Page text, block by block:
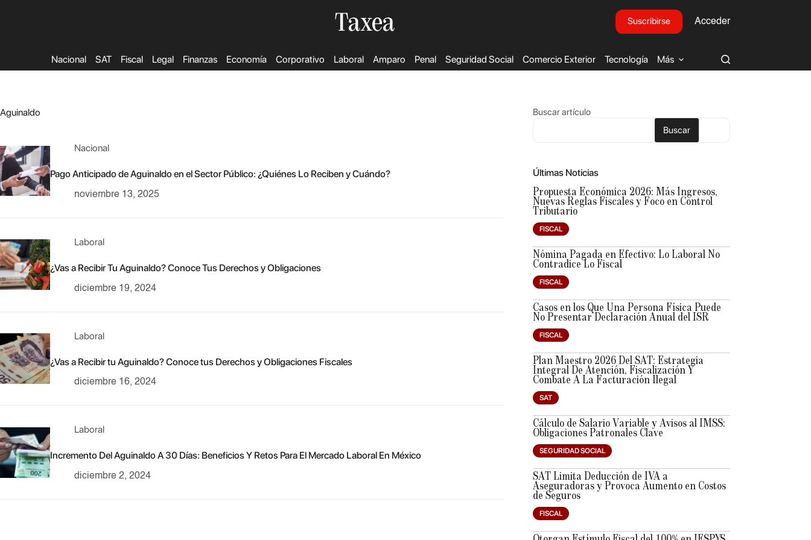
Suscribirse Acceder
Nacional SAT Fiscal Legal Finanzas Economía Corporativo Laboral Amparo Penal Seguridad Social Comercio Exterior Tecnología Más
Aguinaldo
Nacional
Pago Anticipado de Aguinaldo en el Sector Público: ¿Quiénes Lo Reciben y Cuándo?
noviembre 13, 2025
Laboral
¿Vas a Recibir Tu Aguinaldo? Conoce Tus Derechos y Obligaciones
diciembre 19, 2024
Laboral
¿Vas a Recibir tu Aguinaldo? Conoce tus Derechos y Obligaciones Fiscales
diciembre 16, 2024
Laboral
Incremento Del Aguinaldo A 30 Días: Beneficios Y Retos Para El Mercado Laboral En México
diciembre 2, 2024
Buscar artículo
Buscar
Últimas Noticias
Propuesta Económica 2026: Más Ingresos,
Nuevas Reglas Fiscales y Foco en Control
Tributario
FISCAL
Nómina Pagada en Efectivo: Lo Laboral No
Contradice Lo Fiscal
FISCAL
Casos en los Que Una Persona Física Puede
No Presentar Declaración Anual del ISR
FISCAL
Plan Maestro 2026 Del SAT: Estrategia
Integral De Atención, Fiscalización Y
Combate A La Facturación Ilegal
SAT
Cálculo de Salario Variable y Avisos al IMSS:
Obligaciones Patronales Clave
SEGURIDAD SOCIAL
SAT Limita Deducción de IVA a
Aseguradoras y Provoca Aumento en Costos
de Seguros
FISCAL